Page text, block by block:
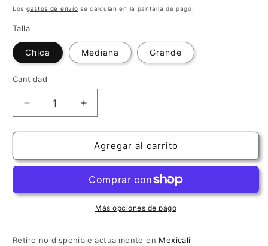
habitual
Los gastos de envío se calculan en la pantalla de pago.
Talla
Chica Mediana Grande
Cantidad
Cantidad
Reducir
cantidad
para
Oasis
Aumentar
cantidad
para
Manga
Oasis
guitarrista
Agregar al carrito
Más opciones de pago
Retiro no disponible actualmente en Mexicali